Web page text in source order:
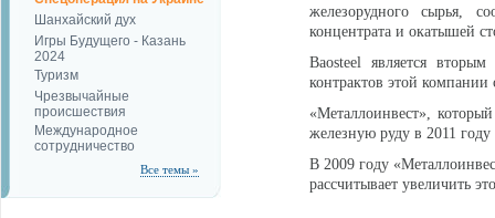
Шанхайский дух
Игры Будущего - Казань
2024
Туризм
Чрезвычайные
происшествия
Международное
сотрудничество
Все темы »
железорудного сырья,
концентрата и окатышей
Baosteel является
контрактов этой
«Металлоинвест»,
железную руду в 2011
В 2009 году
рассчитывает увеличить